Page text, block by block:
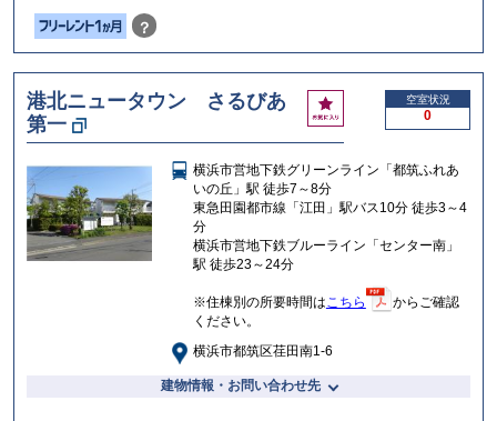
？
港北ニュータウン さるびあ
第一
お
気
に
入
り
空室状況
0
横浜市営地下鉄グリーンライン「都筑ふれあ
いの丘」駅 徒歩7～8分
東急田園都市線「江田」駅バス10分 徒歩3～4
分
横浜市営地下鉄ブルーライン「センター南」
駅 徒歩23～24分
※住棟別の所要時間はこちら
からご確認
ください。
横浜市都筑区荏田南1-6
建物情報・お問い合わせ先